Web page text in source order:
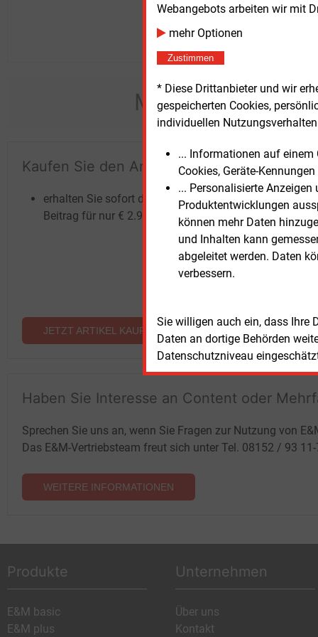
Webangebots arbeiten wir mit
mehr Optionen
Zustimmen
* Diese Drittanbieter und wir
gespeicherten Cookies,
individuellen
... Informationen auf einem
Cookies, Geräte-
... Personalisierte
Produktentwicklungen
können mehr Daten
und Inhalten kann
abgeleitet werden. Daten
verbessern.
Sie willigen auch ein, dass Ihre
Daten an dortige Behörden
Datenschutzniveau
Möchten Sie
Kaufen Sie den Artikel
erhalten Sie sofort diesen redaktionellen
Beitrag für nur € 2.98
JETZT ARTIKEL KAUFEN
Haben Sie Interesse an Content oder
Sprechen Sie uns an, wenn Sie Fragen zur Nutzung von
Das E&M-Vertriebsteam freut sich unter Tel. 08152 / 93
WEITERE INFORMATIONEN
Produkte
E&M basic
E&M plus
Unternehmen
Über uns
Kontakt